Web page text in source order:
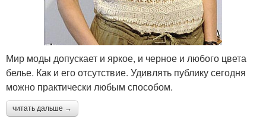
Мир моды допускает и яркое, и черное и любого цвета
белье. Как и его отсутствие. Удивлять публику сегодня
можно практически любым способом.
читать дальше →